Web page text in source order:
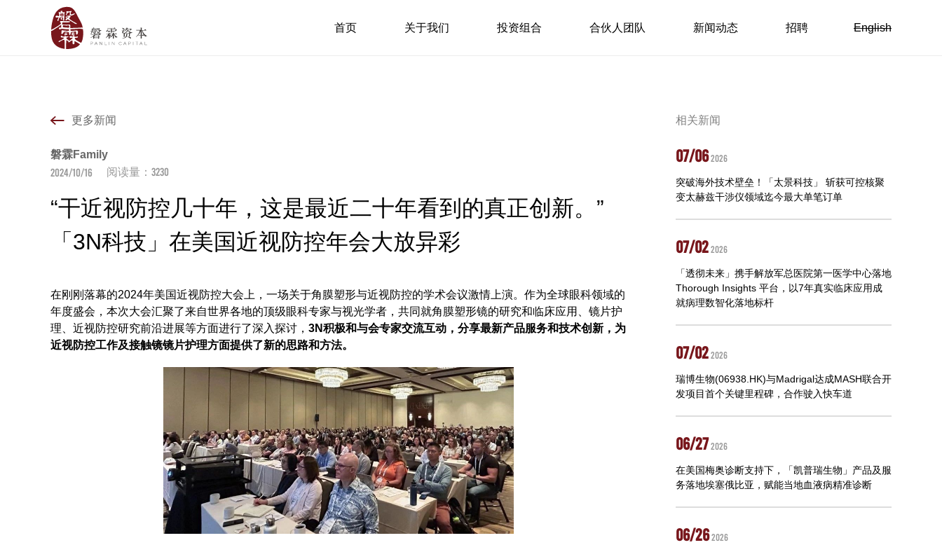
English
首页 关于我们 投资组合 合伙人团队 新闻动态 招聘
更多新闻
磐霖Family
2024/10/16 阅读量： 3230
“干近视防控几十年，这是最近二十年看到的真正创新。”
「3N科技」在美国近视防控年会大放异彩
在刚刚落幕的2024年美国近视防控大会上，一场关于角膜塑形与近视防控的学术会议激情上演。作为全球眼科领域的
年度盛会，本次大会汇聚了来自世界各地的顶级眼科专家与视光学者，共同就角膜塑形镜的研究和临床应用、镜片护
理、近视防控研究前沿进展等方面进行了深入探讨， 3N积极和与会专家交流互动，分享最新产品服务和技术创新，为
近视防控工作及接触镜镜片护理方面提供了新的思路和方法。
相关新闻
07/062026
突破海外技术壁垒！「太景科技」 斩获可控核聚
变太赫兹干涉仪领域迄今最大单笔订单
07/022026
「透彻未来」携手解放军总医院第一医学中心落地
Thorough Insights 平台，以7年真实临床应用成
就病理数智化落地标杆
07/022026
瑞博生物(06938.HK)与Madrigal达成MASH联合开
发项目首个关键里程碑，合作驶入快车道
06/272026
在美国梅奥诊断支持下，「凯普瑞生物」产品及服
务落地埃塞俄比亚，赋能当地血液病精准诊断
06/262026